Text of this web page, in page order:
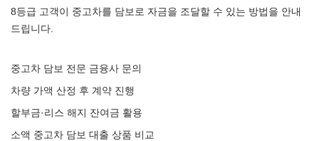
8등급 고객이 중고차를 담보로 자금을 조달할 수 있는 방법을 안내
드립니다.
중고차 담보 전문 금융사 문의
차량 가액 산정 후 계약 진행
할부금·리스 해지 잔여금 활용
소액 중고차 담보 대출 상품 비교